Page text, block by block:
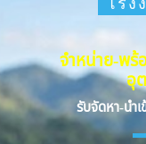
จำหน่าย-พร้
อุ
รับจัดหา-นำ